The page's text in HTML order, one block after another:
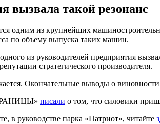
вызвала такой резонанс
одним из крупнейших
по объему выпуска таких машин.
из руководителей предприятия
стратегического производителя.
Окончательные выводы о
писали о том, что силовики
в руководстве парка «Патриот», читайте